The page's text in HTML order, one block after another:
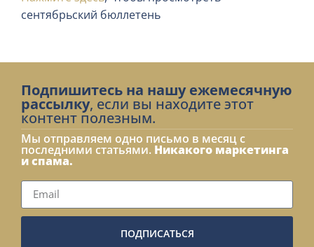
сентябрьский бюллетень
Подпишитесь на нашу ежемесячную
рассылку, если вы находите этот
контент полезным.
Мы отправляем одно письмо в месяц с
последними статьями. Никакого маркетинга
и спама.
ПОДПИСАТЬСЯ